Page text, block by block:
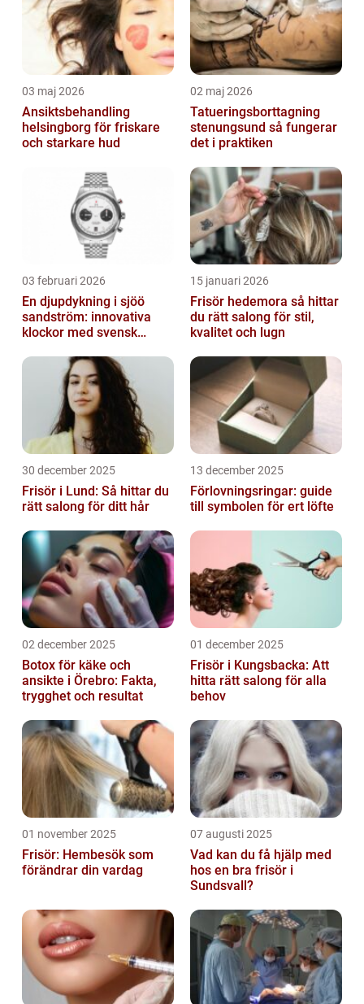
03 maj 2026
Ansiktsbehandling
helsingborg för friskare
och starkare hud
02 maj 2026
Tatueringsborttagning
stenungsund så fungerar
det i praktiken
03 februari 2026
En djupdykning i sjöö
sandström: innovativa
klockor med svensk
15 januari 2026
Frisör hedemora så hittar
du rätt salong för stil,
kvalitet och lugn
30 december 2025
Frisör i Lund: Så hittar du
rätt salong för ditt hår
13 december 2025
Förlovningsringar: guide
till symbolen för ert löfte
02 december 2025
Botox för käke och
ansikte i Örebro: Fakta,
trygghet och resultat
01 december 2025
Frisör i Kungsbacka: Att
hitta rätt salong för alla
behov
01 november 2025
Frisör: Hembesök som
förändrar din vardag
07 augusti 2025
Vad kan du få hjälp med
hos en bra frisör i
Sundsvall?